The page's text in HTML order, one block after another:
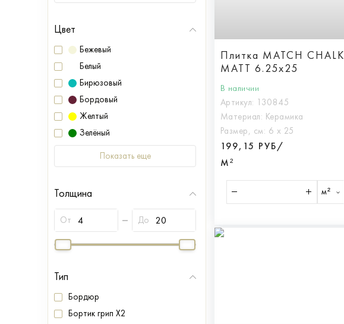
Цвет
Бежевый
Белый
Бирюзовый
Бордовый
Желтый
Зелёный
Показать еще
Толщина
От До
Тип
Бордюр
Бортик грип X2
Плитка MATCH CHALK
MATT 6.25x25
В наличии
Артикул: 130845
Материал: Керамика
Размер, см: 6 х 25
199,15 РУБ/
М²
м²